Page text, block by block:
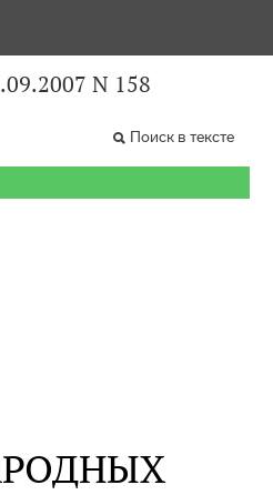
N 158
Поиск в тексте